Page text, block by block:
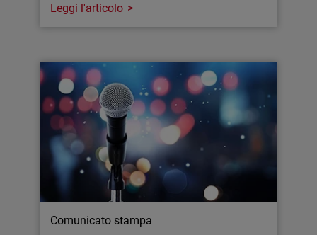
Leggi l'articolo
Comunicato stampa